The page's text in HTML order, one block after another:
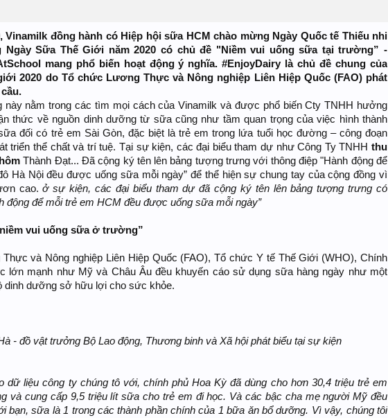
Vinamilk đồng hành có Hiệp hội sữa HCM chào mừng Ngày Quốc tế Thiếu nhi
Sữa Thế Giới năm 2020 có chủ đề "Niềm vui uống sữa tại trường” -
mang phổ biến hoạt động ý nghĩa. #EnjoyDairy là chủ đề chung của
2020 do Tổ chức Lương Thực và Nông nghiệp Liên Hiệp Quốc (FAO) phát
này nằm trong các tìm mọi cách của Vinamilk và được phổ biến Cty TNHH hưởng
thức về nguồn dinh dưỡng từ sữa cũng như tầm quan trọng của việc hình thành
đối có trẻ em Sài Gòn, đặc biệt là trẻ em trong lứa tuổi học đường – công đoạn
triển thể chất và trí tuệ. Tại sự kiện, các đại biểu tham dự như Công Ty TNHH thu
Thành Đạt... Đã cộng ký tên lên bảng tượng trưng với thông điệp "Hành động để
Hà Nội đều được uống sữa mỗi ngày” để thể hiện sự chung tay của cộng đồng vì
cao.ở sự kiện, các đại biểu tham dự đã cộng ký tên lên bảng tượng trưng có
động để mỗi trẻ em HCM đều được uống sữa mỗi ngày”
vui uống sữa ở trường”
và Nông nghiệp Liên Hiệp Quốc (FAO), Tổ chức Y tế Thế Giới (WHO), Chính
lớn mạnh như Mỹ và Châu Âu đều khuyến cáo sử dụng sữa hàng ngày như một
dinh dưỡng sở hữu lợi cho sức khỏe.
- đồ vật trưởng Bộ Lao động, Thương binh và Xã hội phát biểu tại sự kiện
dữ liệu công ty chúng tô với, chính phủ Hoa Kỳ đã dùng cho hơn 30,4 triệu trẻ em
và cung cấp 9,5 triệu lít sữa cho trẻ em đi học. Và các bậc cha mẹ người Mỹ đều
bạn, sữa là 1 trong các thành phần chính của 1 bữa ăn bổ dưỡng. Vì vậy, chúng tôi